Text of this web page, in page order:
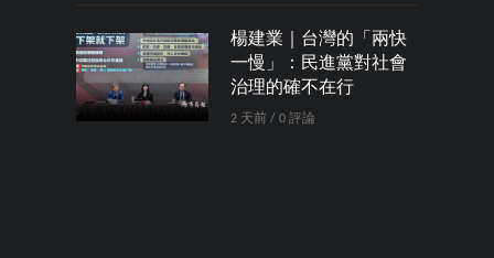
楊建業｜台灣的「兩快
一慢」：民進黨對社會
治理的確不在行
2 天前 / 0 評論